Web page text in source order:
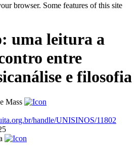
browser. Some features of this site
uma leitura a
entre
e filosofia
Mass
handle/UNISINOS/11802